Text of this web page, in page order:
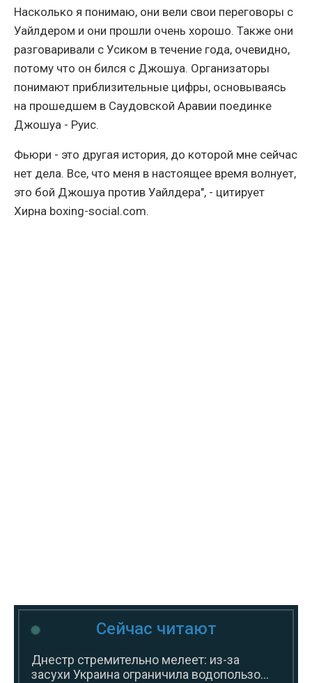
Насколько я понимаю, они вели свои переговоры с
Уайлдером и они прошли очень хорошо. Также они
разговаривали с Усиком в течение года, очевидно,
потому что он бился с Джошуа. Организаторы
понимают приблизительные цифры, основываясь
на прошедшем в Саудовской Аравии поединке
Джошуа - Руис.
Фьюри - это другая история, до которой мне сейчас
нет дела. Все, что меня в настоящее время волнует,
это бой Джошуа против Уайлдера", - цитирует
Хирна boxing-social.com.
Сейчас читают
Днестр стремительно мелеет: из-за
засухи Украина ограничила водопользо...